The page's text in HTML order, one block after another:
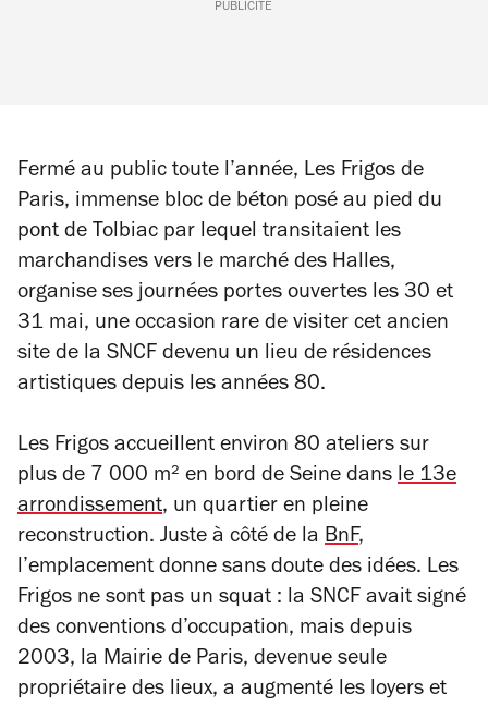
PUBLICITÉ
Fermé au public toute l’année, Les Frigos de
Paris, immense bloc de béton posé au pied du
pont de Tolbiac par lequel transitaient les
marchandises vers le marché des Halles,
organise ses journées portes ouvertes les 30 et
31 mai, une occasion rare de visiter cet ancien
site de la SNCF devenu un lieu de résidences
artistiques depuis les années 80.
Les Frigos accueillent environ 80 ateliers sur
plus de 7 000 m² en bord de Seine dans le 13e
arrondissement, un quartier en pleine
reconstruction. Juste à côté de la BnF,
l’emplacement donne sans doute des idées. Les
Frigos ne sont pas un squat : la SNCF avait signé
des conventions d’occupation, mais depuis
2003, la Mairie de Paris, devenue seule
propriétaire des lieux, a augmenté les loyers et